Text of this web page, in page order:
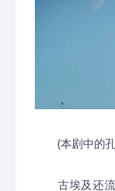
(本剧中的孔
古埃及还流